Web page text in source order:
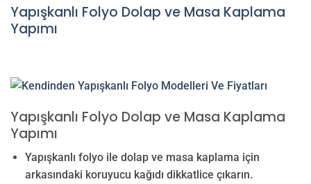
Yapışkanlı Folyo Dolap ve Masa Kaplama
Yapımı
Yapışkanlı Folyo Dolap ve Masa Kaplama
Yapımı
Yapışkanlı folyo ile dolap ve masa kaplama için
arkasındaki koruyucu kağıdı dikkatlice çıkarın.